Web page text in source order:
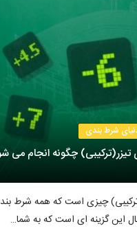
شرط بندی
چگونه انجام می
چیزی است که همه شرط
این گزینه ای است که به شما…